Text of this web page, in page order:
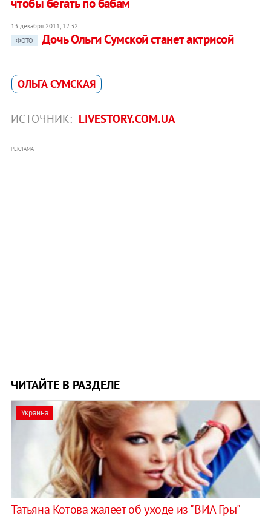
чтобы бегать по бабам
13 декабря 2011, 12:32
ФОТО
Дочь Ольги Сумской станет актрисой
ОЛЬГА СУМСКАЯ
ИСТОЧНИК: LIVESTORY.COM.UA
РЕКЛАМА
ЧИТАЙТЕ В РАЗДЕЛЕ
Украина
Татьяна Котова жалеет об уходе из "ВИА Гры"